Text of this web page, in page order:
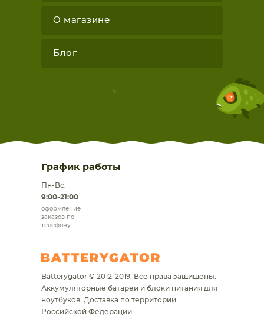
О магазине
Блог
График работы
Пн-Вс:
9:00-21:00
оформление
заказов по
телефону
Batterygator © 2012-2019. Все права защищены.
Аккумуляторные батареи и блоки питания для
ноутбуков. Доставка по территории
Российской Федерации